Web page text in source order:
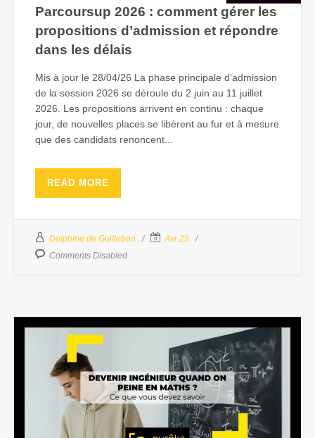
Parcoursup 2026 : comment gérer les
propositions d’admission et répondre
dans les délais
Mis à jour le 28/04/26 La phase principale d’admission
de la session 2026 se déroule du 2 juin au 11 juillet
2026. Les propositions arrivent en continu : chaque
jour, de nouvelles places se libèrent au fur et à mesure
que des candidats renoncent...
READ MORE
Delphine de Guillebon
Avr 29
Comments Disabled